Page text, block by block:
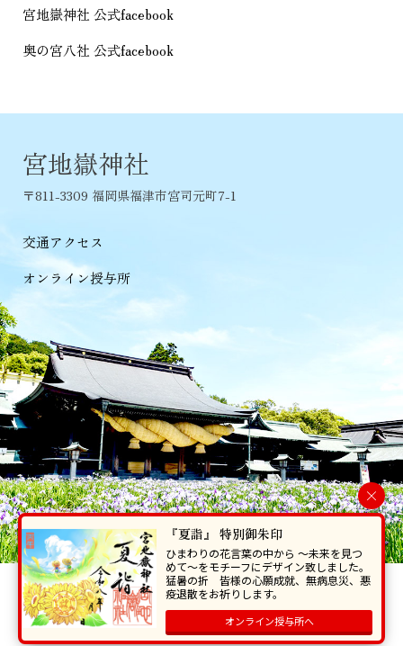
宮地嶽神社 公式facebook
奥の宮八社 公式facebook
宮地嶽神社
〒811-3309 福岡県福津市宮司元町7-1
交通アクセス
オンライン授与所
当ホームページで掲載の写真・イラスト等を無断で転写･複製することを
禁じます。
Copyright © Miyajidake Jinjya , All Rights Reserved.
×
『夏詣』 特別御朱印
ひまわりの花言葉の中から 〜未来を見つ
めて〜をモチーフにデザイン致しました。
猛暑の折 皆様の心願成就、無病息災、悪
疫退散をお祈りします。
オンライン授与所へ